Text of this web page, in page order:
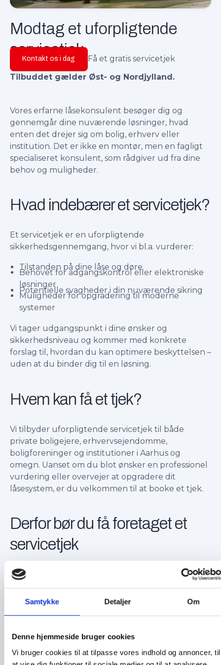
Samtykke Detaljer Om
Denne hjemmeside bruger cookies
Vi bruger cookies til at tilpasse vores indhold og annoncer, til
Modtag et uforpligtende
servicetjek
Kontakt os i dag
Få et gratis servicetjek
Tilbuddet gælder Øst- og Nordjylland.
Vores erfarne låsekonsulent besøger dig og
gennemgår dine nuværende løsninger, hvad
enten det drejer sig om bolig, erhverv eller
institution. Det er ikke en montør, men en fagligt
specialiseret konsulent, som rådgiver ud fra dine
behov og muligheder.
Hvad indebærer et servicetjek?
Et servicetjek er en uforpligtende
sikkerhedsgennemgang, hvor vi bl.a. vurderer:
Tilstanden på dine låse og døre
Behovet for adgangskontrol eller elektroniske
løsninger
Potentielle svagheder i din nuværende sikring
Muligheder for opgradering til moderne
systemer
Vi tager udgangspunkt i dine ønsker og
sikkerhedsniveau og kommer med konkrete
forslag til, hvordan du kan optimere beskyttelsen –
uden at du binder dig til en løsning.
Hvem kan få et tjek?
Vi tilbyder uforpligtende servicetjek til både
private boligejere, erhvervsejendomme,
boligforeninger og institutioner i Aarhus og
omegn. Uanset om du blot ønsker en professionel
vurdering eller overvejer at opgradere dit
låsesystem, er du velkommen til at booke et tjek.
Derfor bør du få foretaget et
servicetjek
Ingen forpligtelser eller skjulte omkostninger
Professionel rådgivning fra en erfaren
låsekonsulent
Få overblik over dine muligheder for